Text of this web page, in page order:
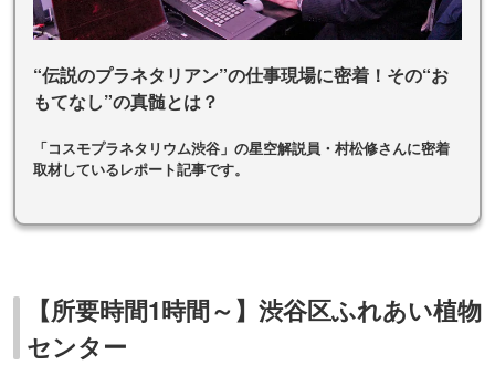
“伝説のプラネタリアン”の仕事現場に密着！その“お
もてなし”の真髄とは？
「コスモプラネタリウム渋谷」の星空解説員・村松修さんに密着
取材しているレポート記事です。
【所要時間1時間～】渋谷区ふれあい植物
センター